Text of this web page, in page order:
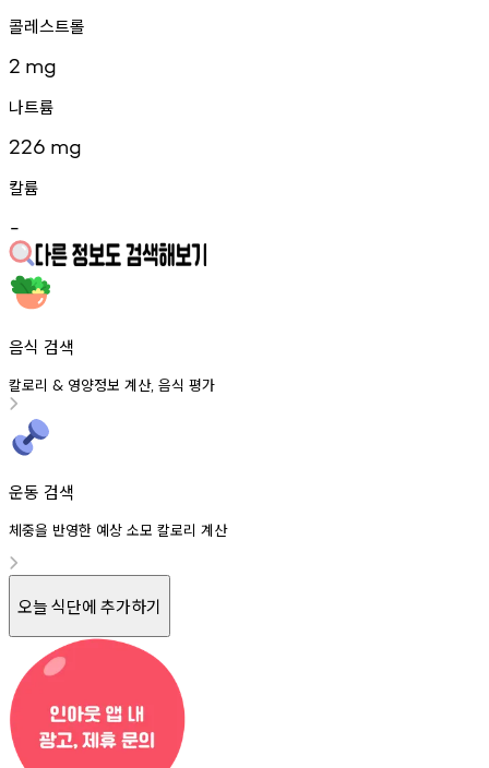
콜레스트롤
2 mg
나트륨
226 mg
칼륨
-
음식 검색
칼로리 & 영양정보 계산, 음식 평가
운동 검색
체중을 반영한 예상 소모 칼로리 계산
오늘 식단에 추가하기